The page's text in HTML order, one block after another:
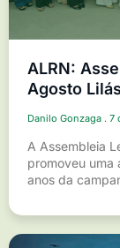
ALRN:
Agosto
Danilo Gonzaga 7
A Assembleia
promoveu uma
anos da